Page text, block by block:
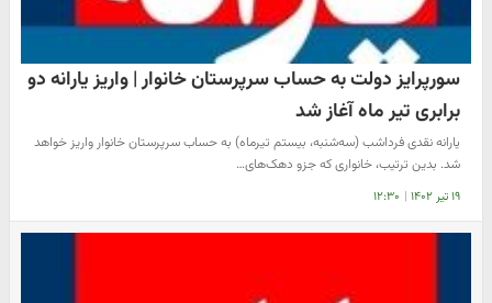
سورپرایز دولت به حساب سرپرستان خانوار | واریز یارانه دو
برابری تیر ماه آغاز شد
یارانه نقدی فرداشب (سه‌شنبه، بیستم تیرماه) به حساب سرپرستان خانوار واریز خواهد
شد. بدین ترتیب، خانواری که جزو دهک‌های…
۱۹ تیر ۱۴۰۲ | ۱۲:۳۰